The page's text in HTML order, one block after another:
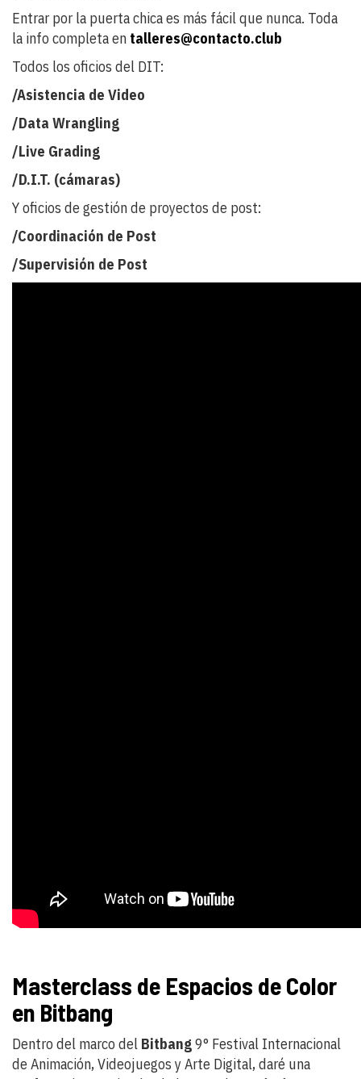
Entrar por la puerta chica es más fácil que nunca. Toda
la info completa en talleres@contacto.club
Todos los oficios del DIT:
/Asistencia de Video
/Data Wrangling
/Live Grading
/D.I.T. (cámaras)
Y oficios de gestión de proyectos de post:
/Coordinación de Post
/Supervisión de Post
Masterclass de Espacios de Color
en Bitbang
Dentro del marco del Bitbang9° Festival Internacional
de Animación, Videojuegos y Arte Digital, daré una